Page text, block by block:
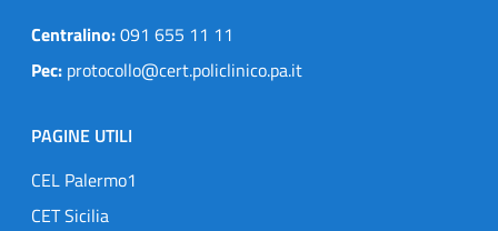
Centralino:091 655 11 11
Pec: protocollo@cert.policlinico.pa.it
PAGINE UTILI
CEL Palermo1
CET Sicilia